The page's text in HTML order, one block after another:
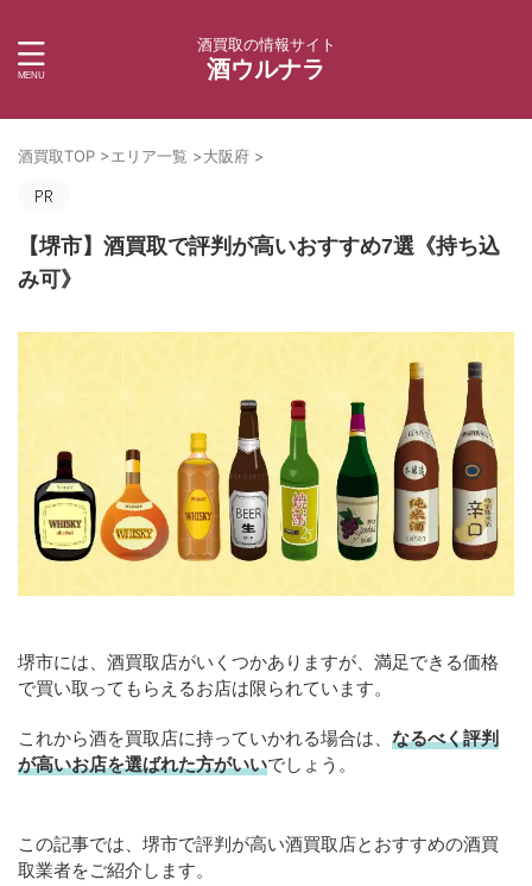
酒買取の情報サイト
酒ウルナラ
酒買取TOP >エリア一覧 >大阪府 >
【堺市】酒買取で評判が高いおすすめ7選《持ち込
み可》
堺市には、酒買取店がいくつかありますが、満足できる価格
で買い取ってもらえるお店は限られています。
これから酒を買取店に持っていかれる場合は、 なるべく評判
が高いお店を選ばれた方がいいでしょう。
この記事では、堺市で評判が高い酒買取店とおすすめの酒買
取業者をご紹介します。